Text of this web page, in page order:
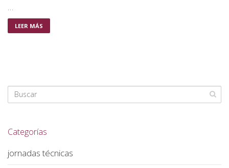
…
LEER MÁS
Categorías
jornadas técnicas